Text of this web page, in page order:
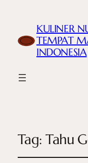
KULINER
TEMPAT
INDONESIA
Tag:Tahu